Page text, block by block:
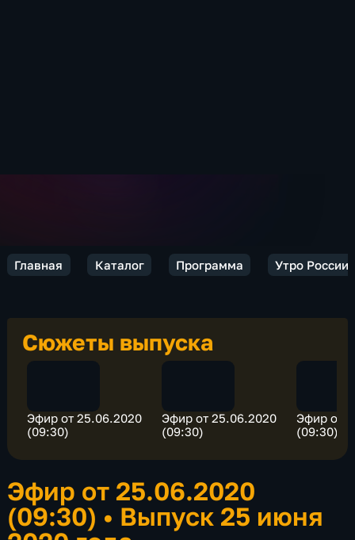
Главная Каталог Программа Утро России
Сюжеты выпуска
Эфир от 25.06.2020
(09:30)
Эфир от 25.06.2020
(09:30)
Эфир от
(09:30)
Эфир от 25.06.2020
(09:30) • Выпуск 25 июня